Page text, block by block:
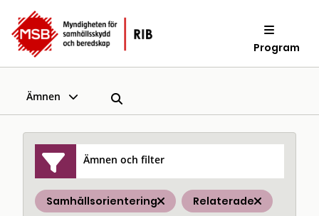
Program
Ämnen
Ämnen och filter
Samhällsorientering Relaterade